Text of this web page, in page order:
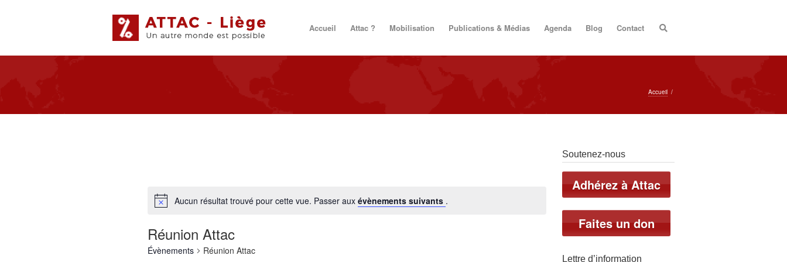
Accueil Attac ? Mobilisation Publications & Médias Agenda Blog Contact
Accueil /
Soutenez-nous
Adhérez à Attac
Faites un don
Lettre d’information
Aucun résultat trouvé pour cette vue. Passer aux évènements suivants .
Réunion Attac
Évènements Réunion Attac